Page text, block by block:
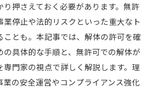
り押さえておく必要があります。無許
業停止や法的リスクといった重大なト
ことも。本記事では、解体の許可を確
の具体的な手順と、無許可での解体が
専門家の視点で詳しく解説します。理
業の安全運営やコンプライアンス強化